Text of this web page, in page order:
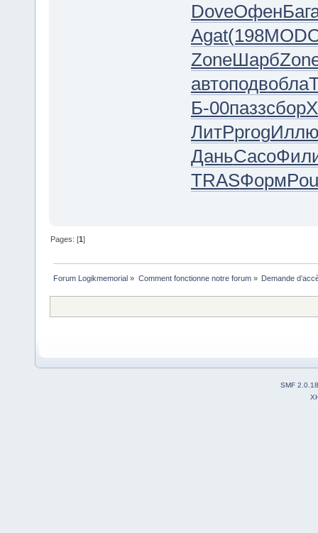
DoveОфен
Agat(198
ZoneШарб
автоподвобла
Б-00паззсбор
ЛитРprog
ДаньСасо
TRASФорм
Pages: [1]
Forum Logikmemorial » Comment fonctionne notre forum» Demande
SMF 2.0.18